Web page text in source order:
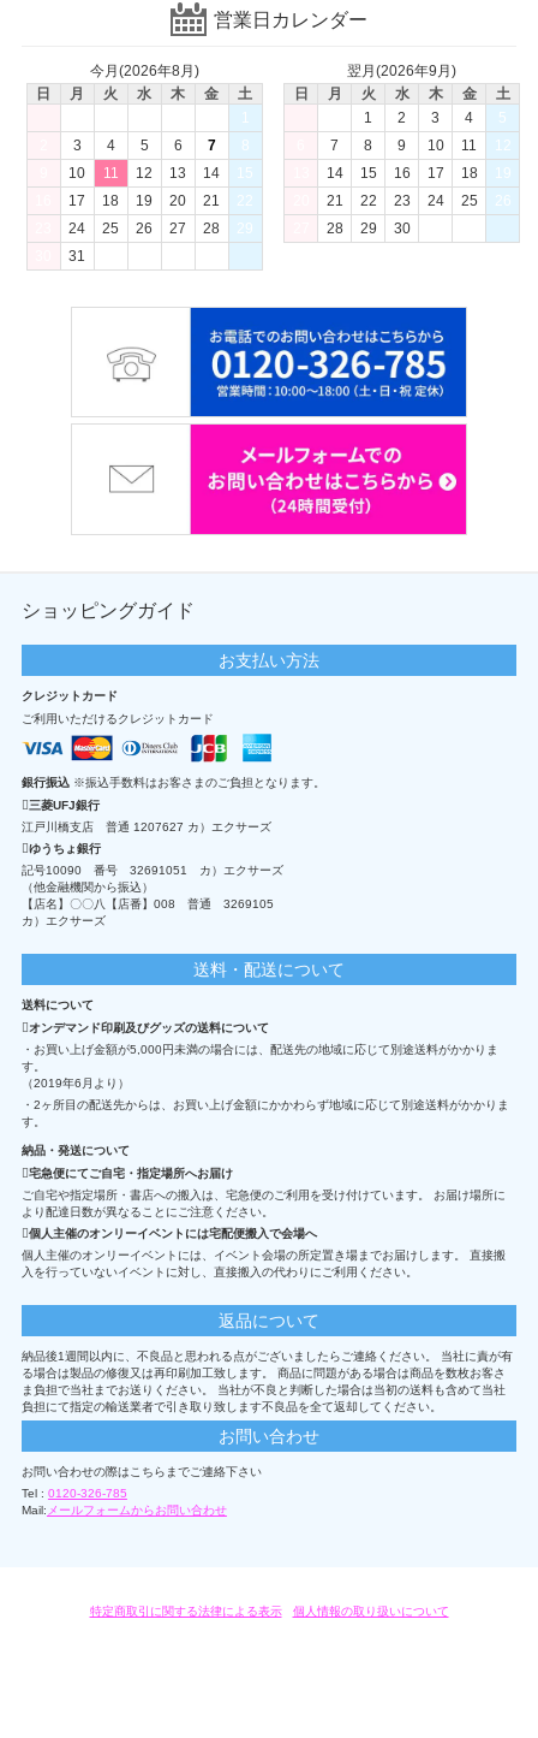
営業日カレンダー
今月(2026年8月)
日
月 火 水 木 金
土
1
3 4 5 6 7
8
10 11 12 13 14
15
17 18 19 20 21
22
24 25 26 27 28
29
31
翌月(2026年9月)
日
月 火 水 木 金
土
1
2 3 4
5
7 8 9 10 11
12
14 15 16 17 18
19
21 22 23 24 25
26
28 29 30
ショッピングガイド
お支払い方法
クレジットカード
ご利用いただけるクレジットカード
銀行振込 ※振込手数料はお客さまのご負担となります。
三菱UFJ銀行
江戸川橋支店 普通 1207627 カ）エクサーズ
ゆうちょ銀行
記号10090 番号 32691051 カ）エクサーズ
（他金融機関から振込）
【店名】〇〇八【店番】008 普通 3269105
カ）エクサーズ
送料・配送について
送料について
オンデマンド印刷及びグッズの送料について
・お買い上げ金額が5,000円未満の場合には、配送先の地域に応じて別途送料がかかりま
す。
（2019年6月より）
・2ヶ所目の配送先からは、お買い上げ金額にかかわらず地域に応じて別途送料がかかりま
す。
納品・発送について
宅急便にてご自宅・指定場所へお届け
ご自宅や指定場所・書店への搬入は、宅急便のご利用を受け付けています。 お届け場所に
より配達日数が異なることにご注意ください。
個人主催のオンリーイベントには宅配便搬入で会場へ
個人主催のオンリーイベントには、イベント会場の所定置き場までお届けします。 直接搬
入を行っていないイベントに対し、直接搬入の代わりにご利用ください。
返品について
納品後1週間以内に、不良品と思われる点がございましたらご連絡ください。 当社に責が有
る場合は製品の修復又は再印刷加工致します。 商品に問題がある場合は商品を数枚お客さ
ま負担で当社までお送りください。 当社が不良と判断した場合は当初の送料も含めて当社
負担にて指定の輸送業者で引き取り致します不良品を全て返却してください。
お問い合わせ
お問い合わせの際はこちらまでご連絡下さい
Tel : 0120-326-785
Mail: メールフォームからお問い合わせ
特定商取引に関する法律による表示/ 個人情報の取り扱いについて